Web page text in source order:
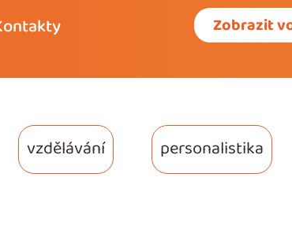
Zobrazit
vzdělávání personalistika